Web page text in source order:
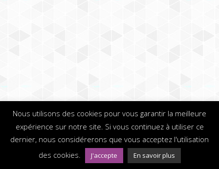
Nous utilisons des cookies pour vous garantir la meilleure
expérience sur notre site. Si vous continuez à utiliser ce
dernier, nous considérerons que vous acceptez l'utilisation
des cookies.
J'accepte En savoir plus